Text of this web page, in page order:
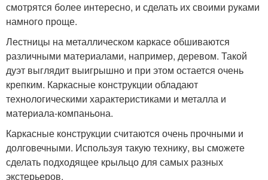
смотрятся более интересно, и сделать их своими руками
намного проще.
Лестницы на металлическом каркасе обшиваются
различными материалами, например, деревом. Такой
дуэт выглядит выигрышно и при этом остается очень
крепким. Каркасные конструкции обладают
технологическими характеристиками и металла и
материала-компаньона.
Каркасные конструкции считаются очень прочными и
долговечными. Используя такую технику, вы сможете
сделать подходящее крыльцо для самых разных
экстерьеров.